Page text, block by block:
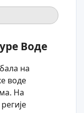
Воде
на
воде
На